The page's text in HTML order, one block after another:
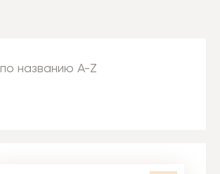
по названию A-Z